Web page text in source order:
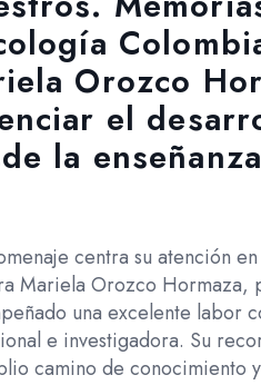
Orozco
el
la enseñanza
centra su atención
Mariela Orozco Hormaza,
una excelente labor
e investigadora. Su
camino de conocimiento